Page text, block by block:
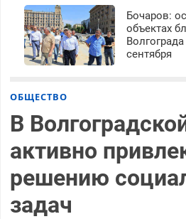
Набережная День Победы
80-летие Победы Парк
Бочаров:
объектах
сентября
ОБЩЕСТВО
В
активно
решению
задач